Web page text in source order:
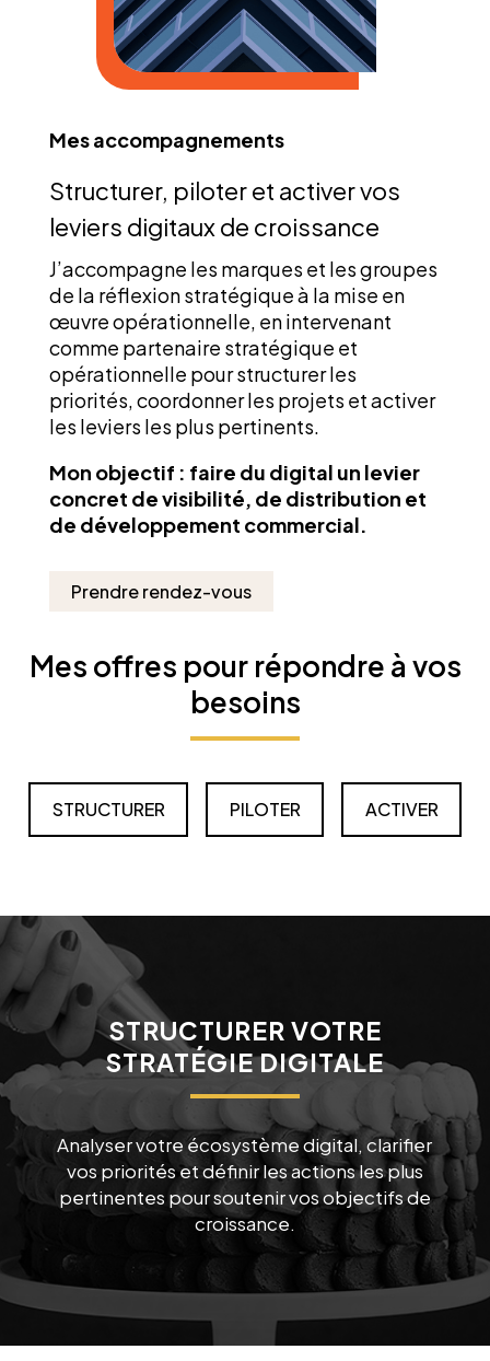
Mes accompagnements
Structurer, piloter et activer vos
leviers digitaux de croissance
J’accompagne les marques et les groupes
de la réflexion stratégique à la mise en
œuvre opérationnelle, en intervenant
comme partenaire stratégique et
opérationnelle pour structurer les
priorités, coordonner les projets et activer
les leviers les plus pertinents.
Mon objectif : faire du digital un levier
concret de visibilité, de distribution et
de développement commercial.
Prendre rendez-vous
Mes offres pour répondre à vos
besoins
STRUCTURER PILOTER ACTIVER
STRUCTURER VOTRE
STRATÉGIE DIGITALE
Analyser votre écosystème digital, clarifier
vos priorités et définir les actions les plus
pertinentes pour soutenir vos objectifs de
croissance.